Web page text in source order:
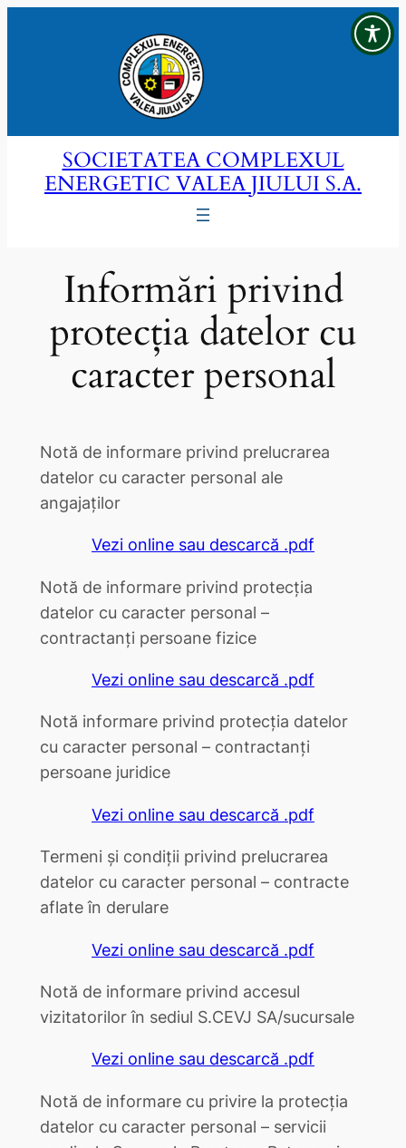
SOCIETATEA COMPLEXUL
ENERGETIC VALEA JIULUI S.A.
Informări privind
protecția datelor cu
caracter personal
Notă de informare privind prelucrarea
datelor cu caracter personal ale
angajaților
Vezi online sau descarcă .pdf
Notă de informare privind protecția
datelor cu caracter personal –
contractanți persoane fizice
Vezi online sau descarcă .pdf
Notă informare privind protecția datelor
cu caracter personal – contractanți
persoane juridice
Vezi online sau descarcă .pdf
Termeni şi condiții privind prelucrarea
datelor cu caracter personal – contracte
aflate în derulare
Vezi online sau descarcă .pdf
Notă de informare privind accesul
vizitatorilor în sediul S.CEVJ SA/sucursale
Vezi online sau descarcă .pdf
Notă de informare cu privire la protecția
datelor cu caracter personal – servicii